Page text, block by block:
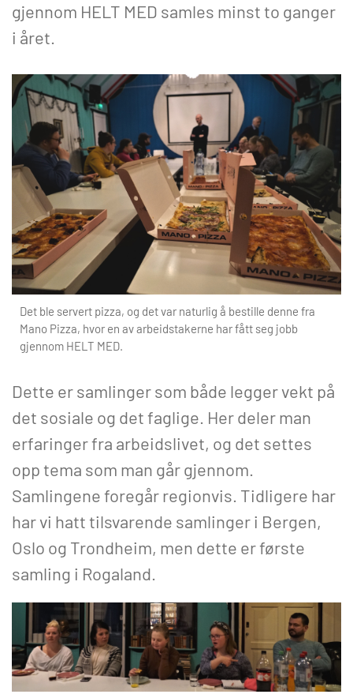
gjennom HELT MED samles minst to ganger
i året.
Det ble servert pizza, og det var naturlig å bestille denne fra
Mano Pizza, hvor en av arbeidstakerne har fått seg jobb
gjennom HELT MED.
Dette er samlinger som både legger vekt på
det sosiale og det faglige. Her deler man
erfaringer fra arbeidslivet, og det settes
opp tema som man går gjennom.
Samlingene foregår regionvis. Tidligere har
har vi hatt tilsvarende samlinger i Bergen,
Oslo og Trondheim, men dette er første
samling i Rogaland.